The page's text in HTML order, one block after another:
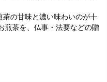
の甘味と濃い味わいのが十
煎茶を、仏事・法要などの贈